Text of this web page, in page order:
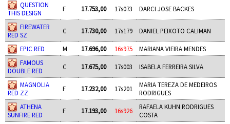
QUESTION
THIS DESIGN
F 17.753,00 17s073 DARCI JOSE BACKES
FIREWATER
RED SZ
C 17.730,00 17s179 DANIEL PEIXOTO CALIMAN
EPIC RED M 17.696,00 16s975
MARIANA VIEIRA MENDES
FAMOUS
DOUBLE RED
C 17.675,00 17s003 ISABELA FERREIRA SILVA
MAGNOLIA
RED ZZ
F 17.232,00 17s201
MARIA TEREZA DE MEDEIROS
RODRIGUES
ATHENA
SUNFIRE RED
F 17.193,00 16s926
RAFAELA KUHN RODRIGUES
COSTA